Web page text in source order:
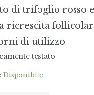
di trifoglio rosso
ricrescita
di utilizzo
testato
Disponibile